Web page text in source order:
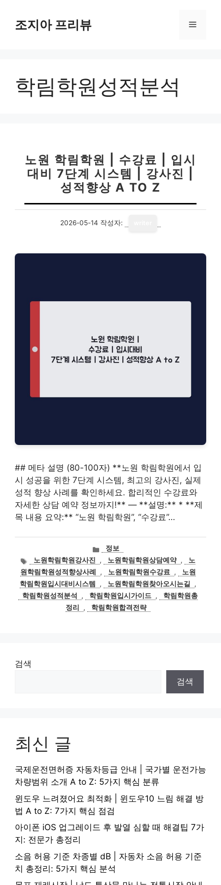
조지아 프리뷰 메
학림학원성적분석
노원 학림학원 | 수강료 | 입시
대비 7단계 시스템 | 강사진 |
성적향상 A TO Z
2026-05-14 작성자:
## 메타 설명 (80-100자) **노원 학림학원에서 입
시 성공을 위한 7단계 시스템, 최고의 강사진, 실제
성적 향상 사례를 확인하세요. 합리적인 수강료와
자세한 상담 예약 정보까지!** — **설명:** * **제
목 내용 요약:** “노원 학림학원”, “수강료”…
카
고
리
정보
태
그
노원학림학원강사진 , 노원학림학원상담예약 ,
노
원학림학원성적향상사례
, 노원학림학원수강료 ,
노원
학림학원입시대비시스템
, 노원학림학원찾아오시는길
,
학림학원성적분석
, 학림학원입시가이드 ,
학림학원총
정리
, 학림학원합격전략
검색
검색
최신 글
국제운전면허증 자동차등급 안내 | 국가별 운전가능
차량범위 소개 A to Z: 5가지 핵심 분류
윈도우 느려졌어요 최적화 | 윈도우10 느림 해결 방
법 A to Z: 7가지 핵심 점검
아이폰 iOS 업그레이드 후 발열 심할 때 해결팁 7가
지: 전문가 총정리
소음 허용 기준 차종별 dB | 자동차 소음 허용 기준
치 총정리: 5가지 핵심 분석